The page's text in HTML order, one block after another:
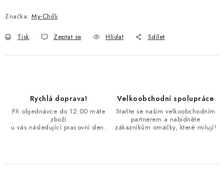
Značka: My-Chilli
Tisk Zeptat se Hlídat Sdílet
Rychlá doprava!
Při objednávce do 12:00 máte
zboží
u vás následující pracovní den.
Velkoobchodní spolupráce
Staňte se naším velkoobchodním
partnerem a nabídněte
zákazníkům omáčky, které milují!